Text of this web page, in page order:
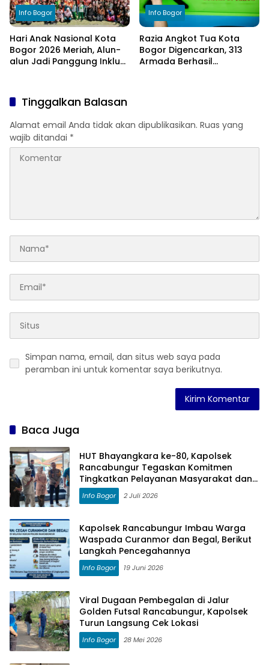
Info Bogor
Hari Anak Nasional Kota
Bogor 2026 Meriah, Alun-
alun Jadi Panggung Inklusi
Info Bogor
Razia Angkot Tua Kota
Bogor Digencarkan, 313
Armada Berhasil
Tinggalkan Balasan
Alamat email Anda tidak akan dipublikasikan. Ruas yang
wajib ditandai *
Simpan nama, email, dan situs web saya pada
peramban ini untuk komentar saya berikutnya.
Baca Juga
HUT Bhayangkara ke-80, Kapolsek
Rancabungur Tegaskan Komitmen
Tingkatkan Pelayanan Masyarakat dan
Perkuat Sinergi
Info Bogor 2 Juli 2026
Kapolsek Rancabungur Imbau Warga
Waspada Curanmor dan Begal, Berikut
Langkah Pencegahannya
Info Bogor 19 Juni 2026
Viral Dugaan Pembegalan di Jalur
Golden Futsal Rancabungur, Kapolsek
Turun Langsung Cek Lokasi
Info Bogor 28 Mei 2026